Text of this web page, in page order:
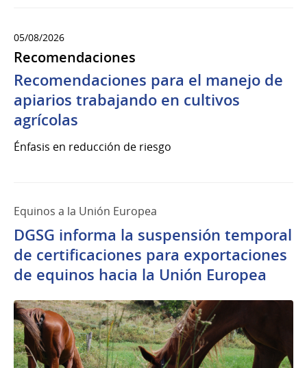
05/08/2026
Recomendaciones
Recomendaciones para el manejo de
apiarios trabajando en cultivos
agrícolas
Énfasis en reducción de riesgo
Equinos a la Unión Europea
DGSG informa la suspensión temporal
de certificaciones para exportaciones
de equinos hacia la Unión Europea